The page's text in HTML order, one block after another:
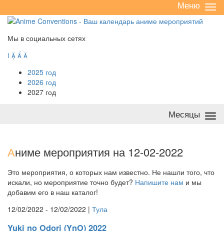
/
Меню
Мы в социальных сетях
   
2025 год
2026 год
2027 год
Месяцы
Аниме мероприятия на 12-02-2022
Это мероприятия, о которых нам известно. Не нашли того, что
искали, но мероприятие точно будет? Напишите нам и мы
добавим его в наш каталог!
12/02/2022 - 12/02/2022 | Тула
Yuki no Odori (YnO) 2022